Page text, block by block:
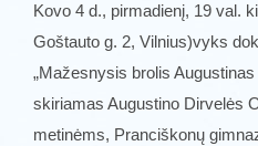
Kovo 4 d., pirmadienį, 19 val.
Goštauto g. 2, Vilnius)vyks
„Mažesnysis brolis
skiriamas Augustino Dirvelės
metinėms, Pranciškonų